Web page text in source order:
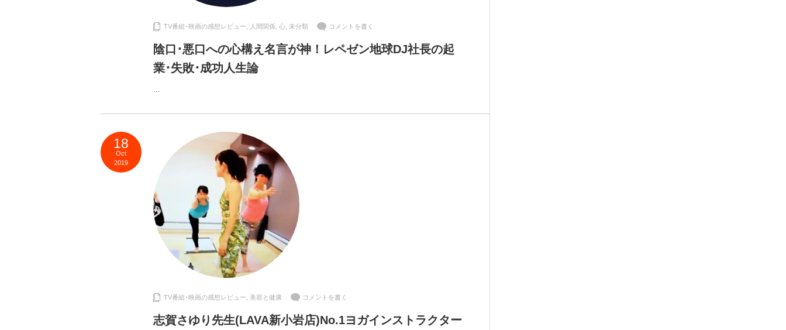
TV番組･映画の感想レビュー 人間関係 心 未分類 コメントを書く
陰口･悪口への心構え名言が神！レペゼン地球DJ社長の起
業･失敗･成功人生論
…
18
Oct
2019
TV番組･映画の感想レビュー 美容と健康 コメントを書く
志賀さゆり先生(LAVA新小岩店)No.1ヨガインストラクター